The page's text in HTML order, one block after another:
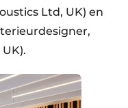
Ltd, UK) en